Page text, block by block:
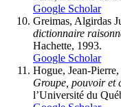
Google Scholar
Greimas, Algirdas
dictionnaire
Hachette, 1993.
Google Scholar
Hogue, Jean-
Groupe, pouvoir et
l’Université du